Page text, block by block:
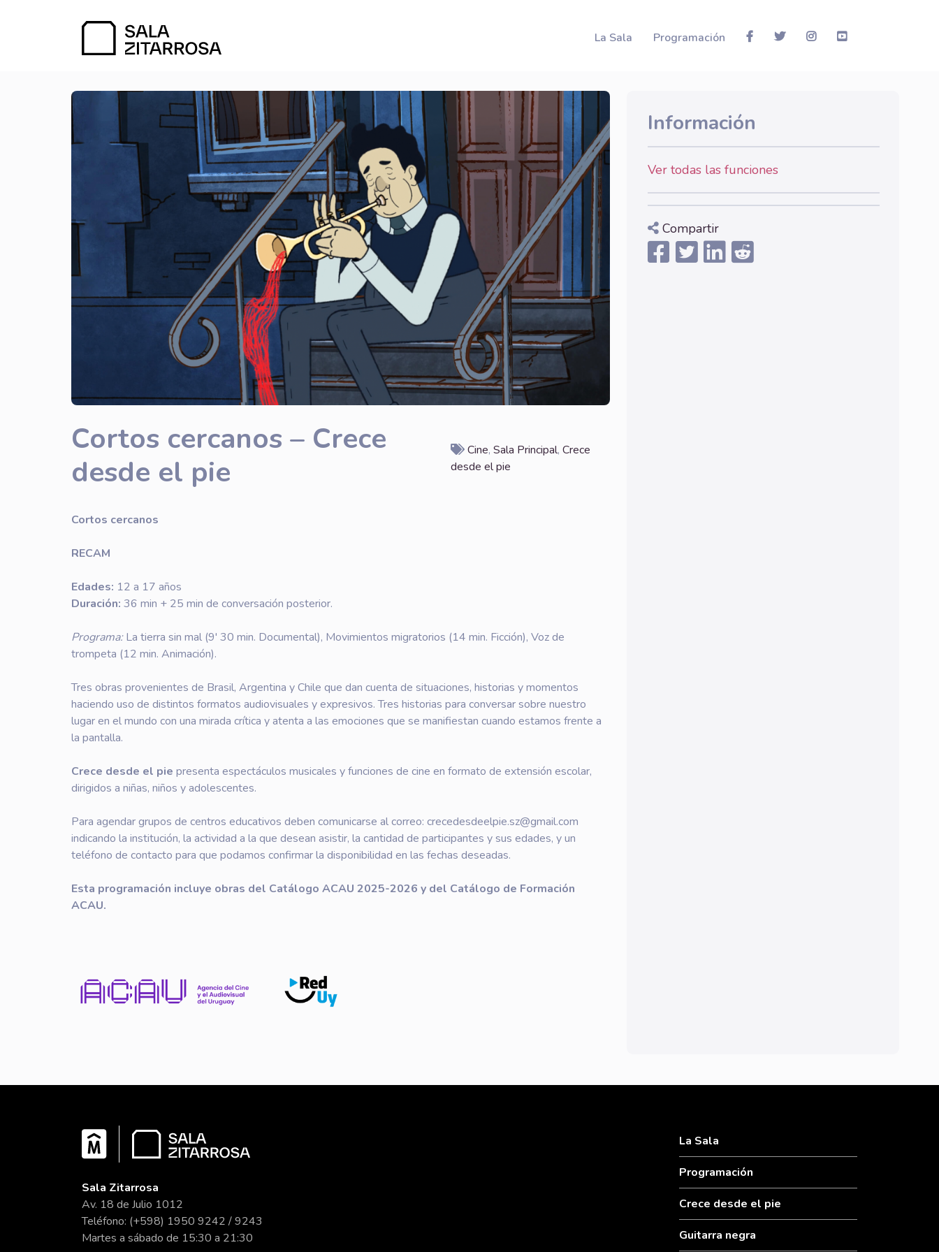
La Sala Programación
Cortos cercanos – Crece
desde el pie
Cine, Sala Principal, Crece
desde el pie
Cortos cercanos
RECAM
Edades: 12 a 17 años
Duración: 36 min + 25 min de conversación posterior.
Programa:La tierra sin mal (9' 30 min. Documental), Movimientos migratorios (14 min. Ficción), Voz de
trompeta (12 min. Animación).
Tres obras provenientes de Brasil, Argentina y Chile que dan cuenta de situaciones, historias y momentos
haciendo uso de distintos formatos audiovisuales y expresivos. Tres historias para conversar sobre nuestro
lugar en el mundo con una mirada crítica y atenta a las emociones que se manifiestan cuando estamos frente a
la pantalla.
Crece desde el pie presenta espectáculos musicales y funciones de cine en formato de extensión escolar,
dirigidos a niñas, niños y adolescentes.
Para agendar grupos de centros educativos deben comunicarse al correo: crecedesdeelpie.sz@gmail.com
indicando la institución, la actividad a la que desean asistir, la cantidad de participantes y sus edades, y un
teléfono de contacto para que podamos confirmar la disponibilidad en las fechas deseadas.
Esta programación incluye obras del Catálogo ACAU 2025-2026 y del Catálogo de Formación
ACAU.
Información
Ver todas las funciones
Compartir
Sala Zitarrosa
Av. 18 de Julio 1012
Teléfono: (+598) 1950 9242 / 9243
Martes a sábado de 15:30 a 21:30
La Sala
Programación
Crece desde el pie
Guitarra negra